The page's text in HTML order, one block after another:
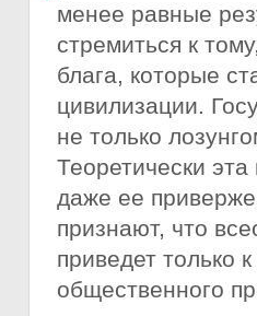
менее равные
стремиться к
блага, которые
цивилизации.
не только
Теоретически
даже ее
признают, что
приведет только
общественного